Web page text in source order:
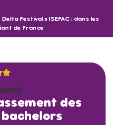
Delta Festival x ISEFAC : dans les
de France
des